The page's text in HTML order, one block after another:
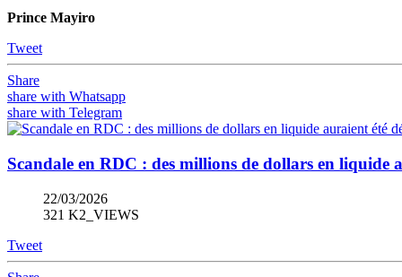
Prince Mayiro
Tweet
Share
share with Whatsapp
share with Telegram
Scandale en RDC : des millions de dollars en liquide
22/03/2026
321 K2_VIEWS
Tweet